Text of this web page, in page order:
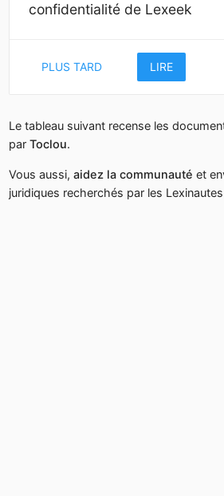
confidentialité de Lexeek
PLUS TARD LIRE
Le tableau suivant recense les
par Toclou.
Vous aussi, aidez la communauté et
juridiques recherchés par les